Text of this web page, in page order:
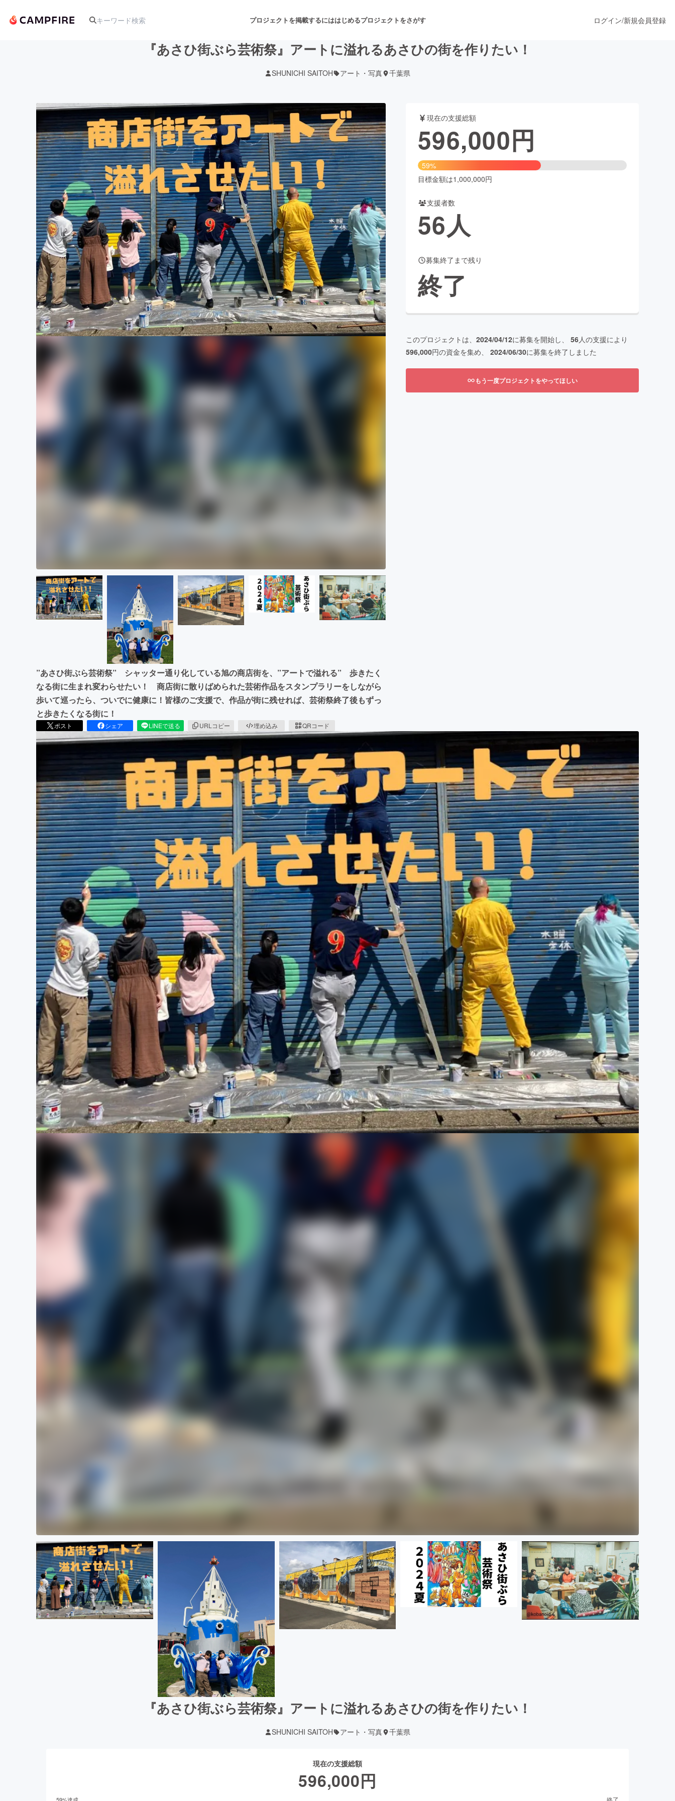
プロジェクトを掲載するにははじめるプロジェクトをさがす
アート・写真 音楽 舞台・パフォーマンス
テクノロジー・ガジェット ゲーム・サービス開発 フード・飲食店 ファッション
映像・映画 書籍・雑誌出版 アニメ・漫画
ビジネス・起業 チャレンジ ビューティー・ヘルスケア
まちづくり・地域活性化
CAMPFIRE for Social GoodCAMPFIRE Creation
CAMPFIREふるさと納税machi-yaコミュニティ
ログイン/新規会員登録
『あさひ街ぶら芸術祭』アートに溢れるあさひの街を作りたい！
SHUNICHI SAITOH アート・写真 千葉県
”あさひ街ぶら芸術祭” シャッター通り化している旭の商店街を、”アートで溢れる” 歩きたく
なる街に生まれ変わらせたい！ 商店街に散りばめられた芸術作品をスタンプラリーをしながら
歩いて巡ったら、ついでに健康に！皆様のご支援で、作品が街に残せれば、芸術祭終了後もずっ
と歩きたくなる街に！
ポスト シェア LINEで送る URLコピー 埋め込み QRコード
現在の支援総額
596,000円
59%
目標金額は1,000,000円
支援者数
56人
募集終了まで残り
終了
このプロジェクトは、 2024/04/12に募集を開始し、 56人の支援により
596,000円の資金を集め、 2024/06/30に募集を終了しました
もう一度プロジェクトをやってほしい
『あさひ街ぶら芸術祭』アートに溢れるあさひの街を作りたい！
SHUNICHI SAITOH アート・写真 千葉県
現在の支援総額
596,000円